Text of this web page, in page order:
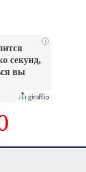
i
секунд,
вы